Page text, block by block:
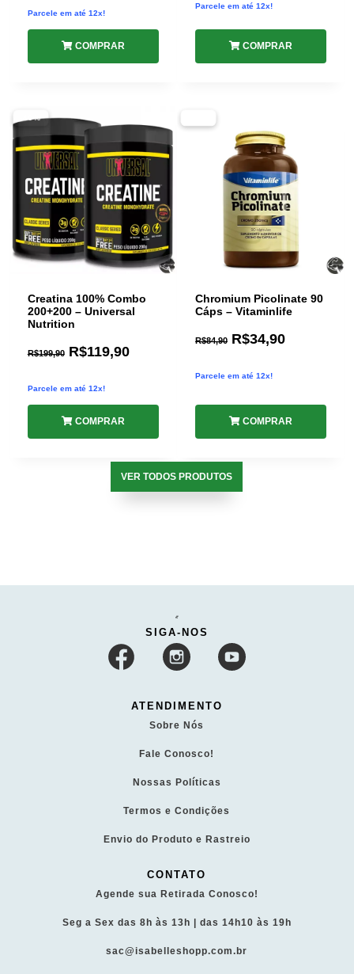
Parcele em até 12x!
COMPRAR
Parcele em até 12x!
COMPRAR
-40%
Creatina 100% Combo
200+200 – Universal
Nutrition
R$199,90 R$119,90
Parcele em até 12x!
COMPRAR
Chromium Picolinate 90
Cáps – Vitaminlife
R$84,90 R$34,90
Parcele em até 12x!
COMPRAR
VER TODOS PRODUTOS
SIGA-NOS
ATENDIMENTO
Sobre Nós
Fale Conosco!
Nossas Políticas
Termos e Condições
Envio do Produto e Rastreio
CONTATO
Agende sua Retirada Conosco!
Seg a Sex das 8h às 13h | das 14h10 às 19h
sac@isabelleshopp.com.br